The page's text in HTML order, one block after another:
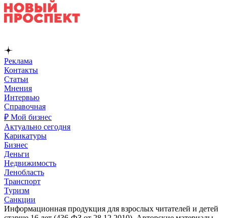
Реклама
Контакты
Статьи
Мнения
Интервью
Справочная
₽ Мой бизнес
Актуально сегодня
Карикатуры
Бизнес
Деньги
Недвижимость
Ленобласть
Транспорт
Туризм
Санкции
Информационная продукция для взрослых читателей и детей